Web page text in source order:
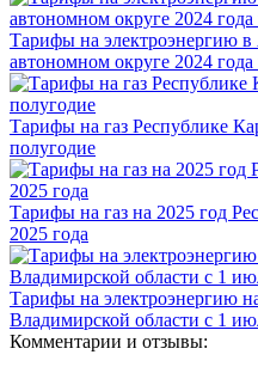
Тарифы на электроэнергию
автономном округе 2024
Тарифы на газ Республике
полугодие
Тарифы на газ на 2025 год
2025 года
Тарифы на электроэнергию
Владимирской области с 1
Комментарии и отзывы: